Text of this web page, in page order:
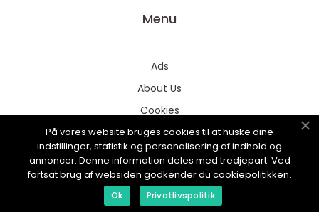
Menu
Ads
About Us
Cookies
Contact
Sitemap
På vores website bruges cookies til at huske dine
indstillinger, statistik og personalisering af indhold og
annoncer. Denne information deles med tredjepart. Ved
fortsat brug af websiden godkender du cookiepolitikken.
Ok Privatlivspolitik